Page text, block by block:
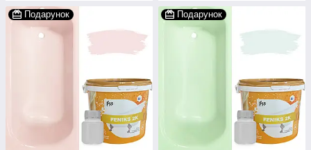
Подарунок Подарунок